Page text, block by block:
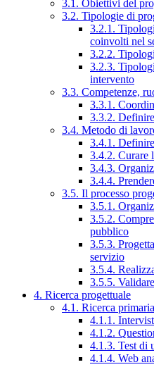
3.1. Obiettivi del
3.2. Tipologie di
3.2.1.
coinvolti nel
3.2.2.
3.2.3.
intervento
3.3. Competenze,
3.3.1.
3.3.2.
3.4. Metodo di
3.4.1.
3.4.2. Curare
3.4.3.
3.4.4.
3.5. Il processo
3.5.1.
3.5.2.
pubblico
3.5.3.
servizio
3.5.4.
3.5.5.
4. Ricerca progettuale
4.1. Ricerca primaria
4.1.1.
4.1.2.
4.1.3. Test di
4.1.4. Web